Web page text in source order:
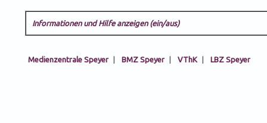
Informationen und Hilfe anzeigen (ein/aus)
Medienzentrale Speyer | BMZ Speyer | VThK | LBZ Speyer